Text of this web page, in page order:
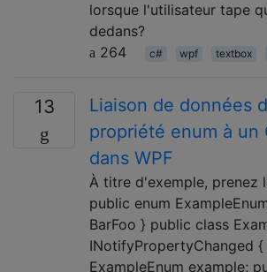
lorsque l'utilisateur tape
dedans?
264
c# wpf textbox
13
Liaison de données
propriété enum à un
dans WPF
À titre d'exemple, prenez
public enum
BarFoo } public class
INotifyPropertyChanged
ExampleEnum example;